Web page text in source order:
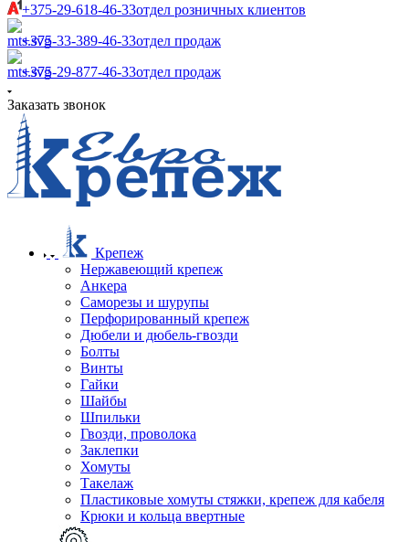
+375-29-618-46-33отдел розничных клиентов
+375-33-389-46-33отдел продаж
+375-29-877-46-33отдел продаж
Заказать звонок
Крепеж
Нержавеющий крепеж
Анкера
Саморезы и шурупы
Перфорированный крепеж
Дюбели и дюбель-гвозди
Болты
Винты
Гайки
Шайбы
Шпильки
Гвозди, проволока
Заклепки
Хомуты
Такелаж
Пластиковые хомуты стяжки, крепеж для кабеля
Крюки и кольца ввертные